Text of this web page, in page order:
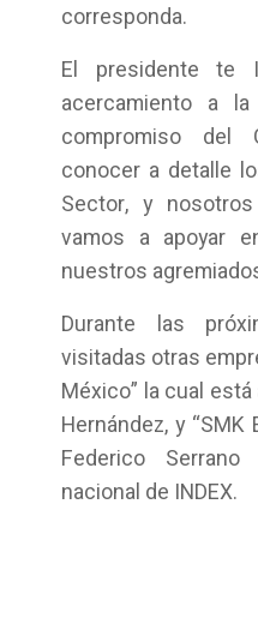
corresponda.
El presidente te
acercamiento a
compromiso del
conocer a detalle
Sector, y
vamos a apoyar
nuestros
Durante las
visitadas otras
México” la cual
Hernández, y
Federico Serrano
nacional de INDEX.